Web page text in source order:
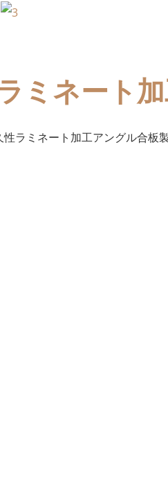
ミネート
性ラミネート加工アングル合板